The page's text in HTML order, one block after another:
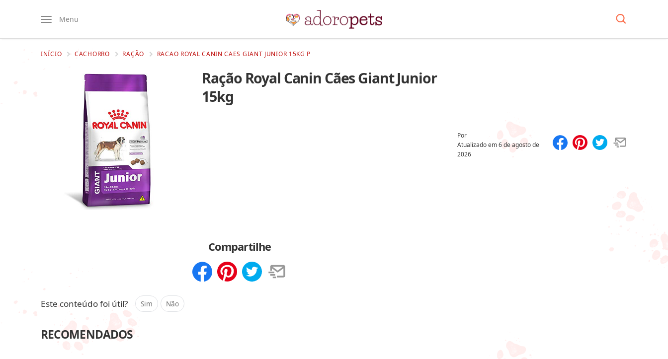
Menu
INÍCIO CACHORRO RAÇÃO RACAO ROYAL CANIN CAES GIANT JUNIOR 15KG P
Ração Royal Canin Cães Giant Junior
15kg
Por
Atualizado em6 de agosto de
2026
Compartilhe
Este conteúdo foi útil? Sim Não
RECOMENDADOS